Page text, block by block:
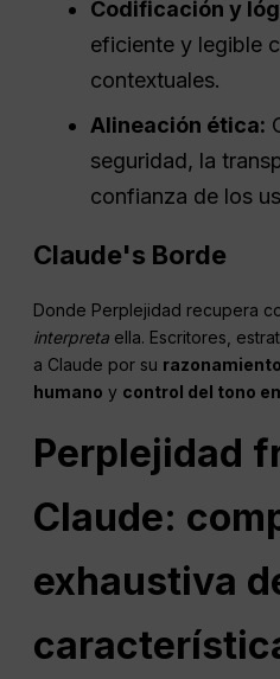
Codificación y
eficiente y legible
contextuales.
Alineación ética:
seguridad, la
confianza de los
Claude's Borde
Donde Perplejidad recupera
interpreta ella. Escritores,
a Claude por su
humano y control del tono
Perplejidad
Claude:
exhaustiva